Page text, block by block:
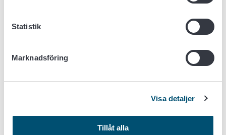
Statistik
Marknadsföring
Visa detaljer
Tillåt alla
4.333 Uilonpuron valuma-
6
Kymijoen
14.37 Kuuhankaveden
vesistöalue